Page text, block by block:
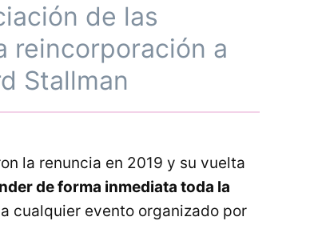
de las
reincorporación a
Stallman
la renuncia en 2019 y su vuelta
de forma inmediata toda la
cualquier evento organizado por